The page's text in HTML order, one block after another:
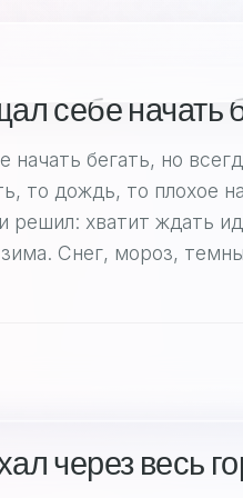
себе начать
начать бегать, но
то дождь, то плохое
решил: хватит ждать
Снег, мороз,
через весь